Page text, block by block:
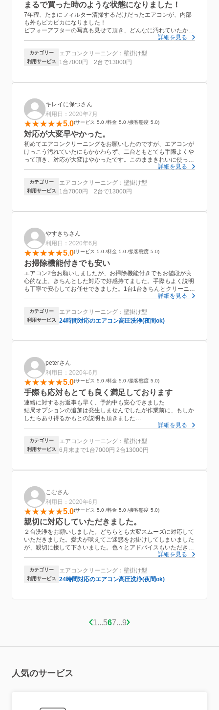
まるで買った時のような状態になりました！
7年程、たまにフィルター清掃するだけだったエアコンが、内部
も外もピカピカになりました！
ビフォーアフターの写真も見せて頂き、どんなに汚れていたかび
っくりしました。カビとホコリと油で酷い状態でしたが、キレイ
室外機も目詰まりしていたので、オプションで綺麗にして貰いま
した。
詳細を見る
カテゴリー エアコンクリーニング：壁掛け型
利用サービス 1台7000円 2台で13000円
キレイに保つさん
利用日：2020年7月
5.0 サービス 5.0 料金 5.0 接客態度 5.0
対応が大変早やかった。
初めてエアコンクリーニングをお願いしたのですが、エアコンが
けっこう汚れていたにもかかわらず、二台ともとても手際よくや
って頂き、対応が大変はやかったです。このままきれいに使って
詳細を見る
カテゴリー エアコンクリーニング：壁掛け型
利用サービス 1台7000円 2台で13000円
やすきちさん
利用日：2020年6月
5.0 サービス 5.0 料金 5.0 接客態度 5.0
お掃除機能付きでも安い
エアコン2台お願いしましたが、お掃除機能付きでもお値段が良
心的な上、きちんとした対応で好感持てました。手際もよく説明
も丁寧で安心してお任せできました。1台1台きちんとクリーニン
詳細を見る
カテゴリー エアコンクリーニング：壁掛け型
利用サービス 24時間対応のエアコン高圧洗浄(夜間ok)
peterさん
利用日：2020年6月
5.0 サービス 5.0 料金 5.0 接客態度 5.0
手際も応対もとても良く満足しております
連絡に対するお返事も早く、予約中も安心できました
結局オプションの追加は発生しませんでしたが作業前に、もしか
したらあり得るかもとの説明も頂きました
作業前と作業後の写真も見せて頂き、作業内容に満足しておりま
二台同時進行の効率良い作業で時間も想定していたよりかかりま
せんでした
詳細を見る
カテゴリー エアコンクリーニング：壁掛け型
利用サービス 6月末まで1台7000円 2台13000円
こむさん
利用日：2020年6月
5.0 サービス 5.0 料金 5.0 接客態度 5.0
親切に対応していただきました。
２台洗浄をお願いしました。どちらとも大変スムーズに対応して
いただきました。愛犬が吠えてご迷惑をお掛けしてしまいました
が、親切に接して下さいました。色々とアドバイスもいただき参
詳細を見る
カテゴリー エアコンクリーニング：壁掛け型
利用サービス 24時間対応のエアコン高圧洗浄(夜間ok)
1 ...567...9
人気のサービス